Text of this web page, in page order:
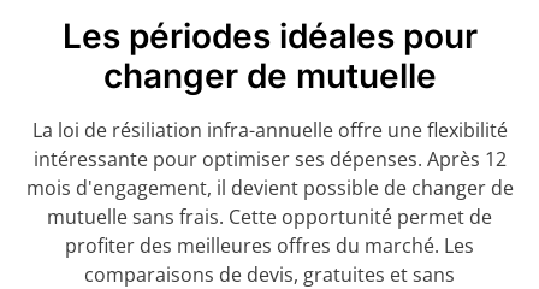
Les périodes idéales pour
changer de mutuelle
La loi de résiliation infra-annuelle offre une flexibilité
intéressante pour optimiser ses dépenses. Après 12
mois d'engagement, il devient possible de changer de
mutuelle sans frais. Cette opportunité permet de
profiter des meilleures offres du marché. Les
comparaisons de devis, gratuites et sans